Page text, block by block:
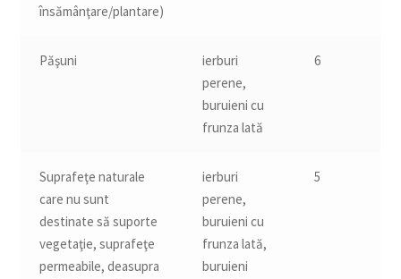
însămânţare/plantare)
Păşuni
ierburi
perene,
buruieni cu
frunza lată
6
Suprafeţe naturale
care nu sunt
destinate să suporte
vegetaţie, suprafeţe
permeabile, deasupra
ierburi
perene,
buruieni cu
frunza lată,
buruieni
5